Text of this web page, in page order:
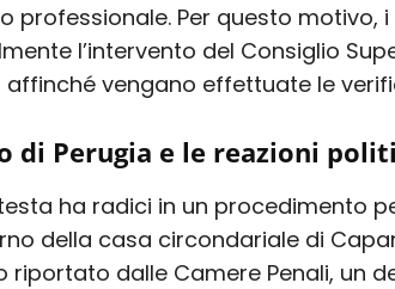
professionale. Per questo motivo,
l’intervento del Consiglio
vengano effettuate le
di Perugia e le reazioni
ha radici in un procedimento
della casa circondariale di
riportato dalle Camere Penali, un